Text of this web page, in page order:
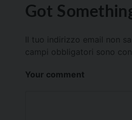
Got
Il tuo indirizzo email non
campi obbligatori sono
Your comment